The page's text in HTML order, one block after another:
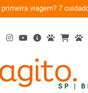
primeira viagem? 7
novo membro